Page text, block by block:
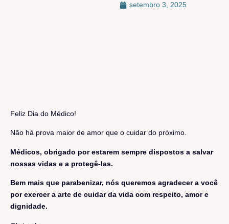
setembro 3, 2025
Feliz Dia do Médico!
Não há prova maior de amor que o cuidar do próximo.
Médicos, obrigado por estarem sempre dispostos a salvar
nossas vidas e a protegê-las.
Bem mais que parabenizar, nós queremos agradecer a você
por exercer a arte de cuidar da vida com respeito, amor e
dignidade.